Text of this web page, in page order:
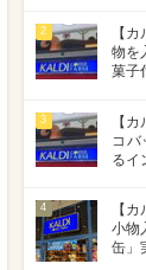
2
【
物を
菓子
3
【
コ
るイ
4
【
小物
缶」